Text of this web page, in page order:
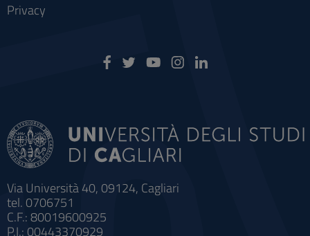
Via Università 40, 09124, Cagliari
tel. 0706751
C.F.: 80019600925
P.I.: 00443370929
Privacy